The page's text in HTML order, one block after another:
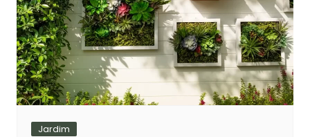
Jardim